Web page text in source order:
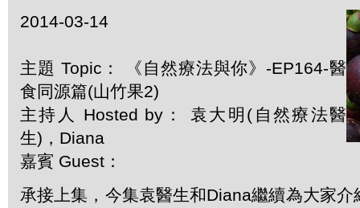
2014-03-14
主題 Topic： 《自然療法與你》-EP164-醫
食同源篇(山竹果2)
主持人 Hosted by： 袁大明(自然療法醫
生)，Diana
嘉賓 Guest：
承接上集，今集袁醫生和Diana繼續為大家